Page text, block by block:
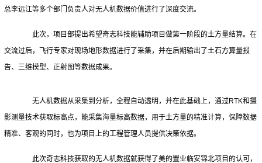
总李远江等多个部门负责人对无人机数据价值进行了深度交流。
此次，项目部提出希望奇志科技能辅助项目做第一阶段的土方量结算。在
交流过后，飞行专家对现场地形数据进行了采集，并在后期输出了土石方算量报
告、三维模型、正射图等数据成果。
无人机数据从采集到分析，全程自动透明，并在此基础上，通过RTK和摄
影测量技术获取标高点，能采集海量标高数据，用于土方量的精准计算，保障数据
精准、客观的同时，也为项目上的工程管理人员提供决策依据。
此次奇志科技获取的无人机数据就获得了美的置业临安锦北项目的认可，